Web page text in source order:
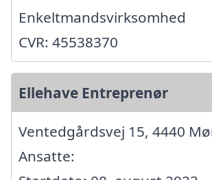
Enkeltmandsvirksomhed
CVR: 45538370
Ellehave Entreprenør
Ventedgårdsvej 15, 4440
Ansatte: